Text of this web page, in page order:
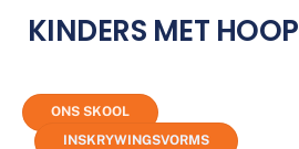
KINDERS MET HOOP
ONS SKOOL
INSKRYWINGSVORMS